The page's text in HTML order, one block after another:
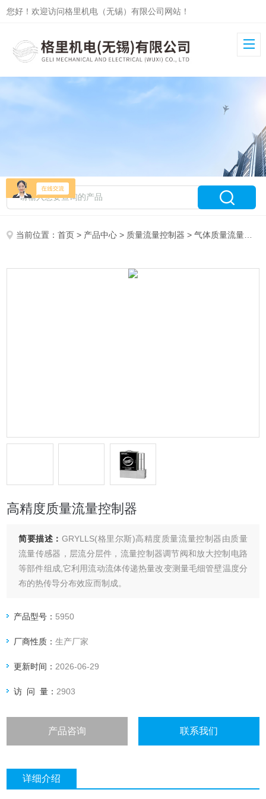
您好！欢迎访问格里机电（无锡）有限公司网站！
当前位置：首页 > 产品中心 > 质量流量控制器 >气体质量流量控制器
高精度质量流量控制器
简要描述： GRYLLS(格里尔斯)高精度质量流量控制器由质量
流量传感器，层流分层件，流量控制器调节阀和放大控制电路
等部件组成,它利用流动流体传递热量改变测量毛细管壁温度分
布的热传导分布效应而制成。
产品型号： 5950
厂商性质：生产厂家
更新时间： 2026-06-29
访 问 量： 2903
产品咨询 联系我们
详细介绍